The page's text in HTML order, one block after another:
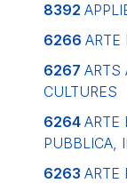
8392
6266 ARTE
6267 ARTS
CULTURES
6264 ARTE
PUBBLICA,
6263 ARTE